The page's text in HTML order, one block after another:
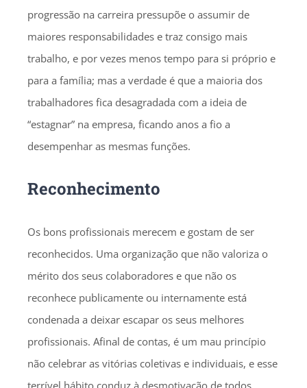
progressão na carreira pressupõe o assumir de
maiores responsabilidades e traz consigo mais
trabalho, e por vezes menos tempo para si próprio e
para a família; mas a verdade é que a maioria dos
trabalhadores fica desagradada com a ideia de
“estagnar” na empresa, ficando anos a fio a
desempenhar as mesmas funções.
Reconhecimento
Os bons profissionais merecem e gostam de ser
reconhecidos. Uma organização que não valoriza o
mérito dos seus colaboradores e que não os
reconhece publicamente ou internamente está
condenada a deixar escapar os seus melhores
profissionais. Afinal de contas, é um mau princípio
não celebrar as vitórias coletivas e individuais, e esse
terrível hábito conduz à desmotivação de todos.